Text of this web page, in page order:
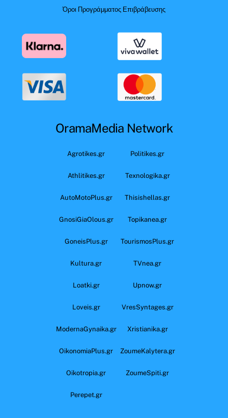
Όροι Προγράμματος Επιβράβευσης
OramaMedia Network
Agrotikes.gr Politikes.gr
Athlitikes.gr Texnologika.gr
AutoMotoPlus.gr Thisishellas.gr
GnosiGiaOlous.gr Topikanea.gr
GoneisPlus.gr TourismosPlus.gr
Kultura.gr TVnea.gr
Loatki.gr Upnow.gr
Loveis.gr VresSyntages.gr
ModernaGynaika.gr Xristianika.gr
OikonomiaPlus.gr ZoumeKalytera.gr
Oikotropia.gr ZoumeSpiti.gr
Perepet.gr